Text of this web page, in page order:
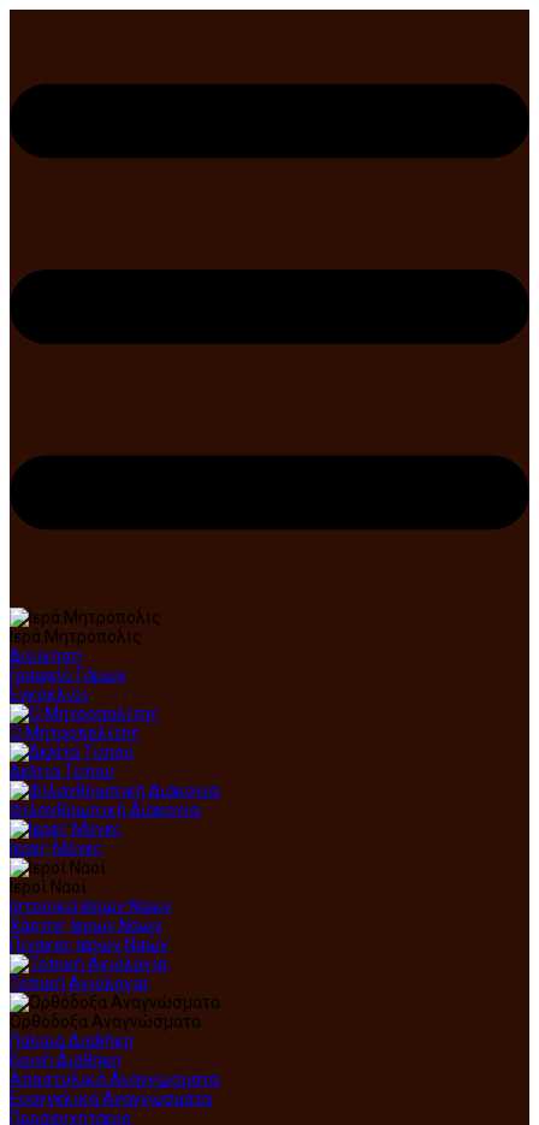
Ιερά Μητρόπολις
Διοίκηση
Γραφείο Γάμων
Εγκύκλιοι
Ο Μητροπολίτης
Δελτία Τύπου
Φιλανθρωπική Διακονία
Ιερές Μονές
Ιεροί Ναοί
Ιστορικά Ιερών Ναών
Χάρτης Ιερών Ναών
Πίνακας Ιερών Ναών
Τοπική Αγιολογία
Ορθόδοξα Αναγνώσματα
Παλαιά Διαθήκη
Καινή Διαθήκη
Αποστολικά Αναγνώσματα
Ευαγγελικά Αναγνώσματα
Προσευχητάριο